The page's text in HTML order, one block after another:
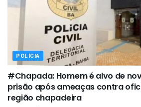
POLÍCIA
#Chapada: Homem é alvo de
prisão após ameaças contra
região chapadeira